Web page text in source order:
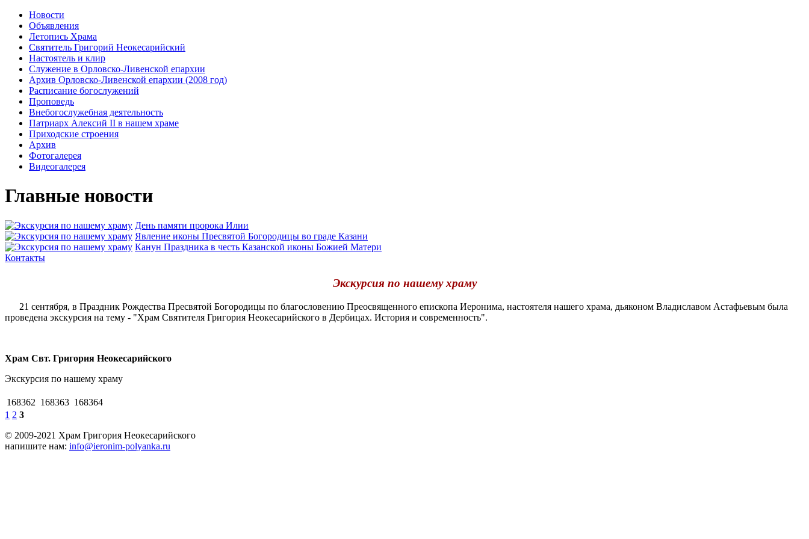
Новости
Объявления
Летопись Храма
Святитель Григорий Неокесарийский
Настоятель и клир
Служение в Орловско-Ливенской епархии
Архив Орловско-Ливенской епархии (2008 год)
Расписание богослужений
Проповедь
Внебогослужебная деятельность
Патриарх Алексий II в нашем храме
Приходские строения
Архив
Фотогалерея
Видеогалерея
Главные новости
День памяти пророка Илии
Явлeние иконы Пресвятой Богородицы во граде Казани
Канун Праздника в честь Казанской иконы Божией Матери
Контакты
Экскурсия по нашему храму
21 сентября, в Праздник Рождества Пресвятой Богородицы по благословению Преосвященного епископа Иеронима, настоятеля нашего храма, дьяконом Владиславом Астафьевым была
проведена экскурсия на тему - "Храм Святителя Григория Неокесарийского в Дербицах. История и современность".
Храм Свт. Григория Неокесарийского
Экскурсия по нашему храму
168362 168363 168364
1 2 3
© 2009-2021 Храм Григория Неокесарийского
напишите нам: info@ieronim-polyanka.ru